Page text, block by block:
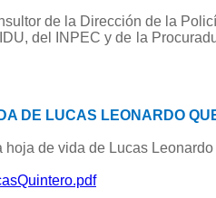
de la Dirección de la
del INPEC y de la
DE LUCAS LEONARDO
de vida de Lucas